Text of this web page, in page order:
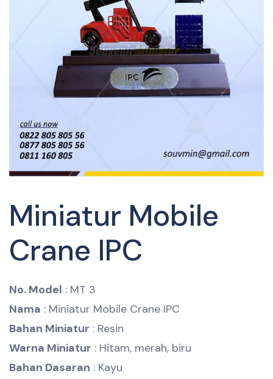
Miniatur Mobile
Crane IPC
No. Model : MT 3
Nama : Miniatur Mobile Crane IPC
Bahan Miniatur : Resin
Warna Miniatur : Hitam, merah, biru
Bahan Dasaran : Kayu